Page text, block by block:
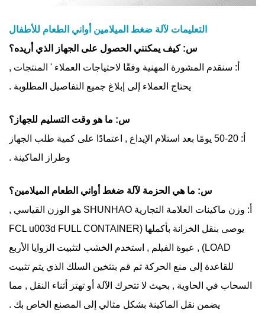
التعليمات لآلة ضغط الميلامين أواني الطعام للأطفال
س: كيف يمكنني الحصول على الجهاز الذي أريده؟
أ: سنقدم المشورة المهنية وفقًا لاحتياجات العملاء ' المنتجات ,
يحتاج العملاء إلى إبلاغ جميع التفاصيل المطلوبة .
س: ما هو وقت التسليم للجهاز؟
أ: 20-50 يومًا بعد استلام الإيداع , اعتمادًا على كمية طلب الجهاز
وطراز الماكينة .
س: ما هي الحزمة لآلة ضغط أواني الطعام الميلامين؟
أ: وزن ماكينات العلامة التجارية SHUNHAO هو الوزن القياسي ,
يوصى بنقل الخزانة بأكملها (FCL u003d FULL CONTAINER
LOAD) , عبوة الفيلم , استخدم الخشب لتثبيت الزوايا الأربع
للقاعدة إلى منع الحركة ثم قم بتثخين السلك الذي يتم تثبيت
السحاب في الحاوية , بحيث لا تتحرك الآلة أو تهتز أثناء النقل , مما
يضمن نقل الماكينة بشكل مثالي إلى المصنع الخاص بك .